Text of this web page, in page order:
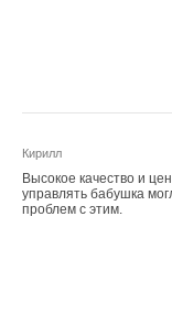
Кирилл
Высокое качество и
управлять бабушка
проблем с этим.